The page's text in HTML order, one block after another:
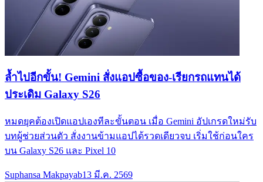
ล้ำไปอีกขั้น! Gemini สั่งแอปซื้อของ-เรียกรถแทนได้
ประเดิม Galaxy S26
หมดยุคต้องเปิดแอปเองทีละขั้นตอน เมื่อ Gemini อัปเกรดใหม่รับ
บทผู้ช่วยส่วนตัว สั่งงานข้ามแอปได้รวดเดียวจบ เริ่มใช้ก่อนใคร
บน Galaxy S26 และ Pixel 10
Suphansa Makpayab13 มี.ค. 2569